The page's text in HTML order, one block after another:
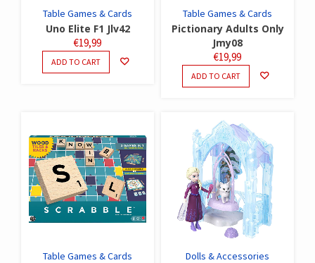
Table Games & Cards
Uno Elite F1 Jlv42
€19,99
ADD TO CART
Table Games & Cards
Pictionary Adults Only
Jmy08
€19,99
ADD TO CART
Table Games & Cards Dolls & Accessories